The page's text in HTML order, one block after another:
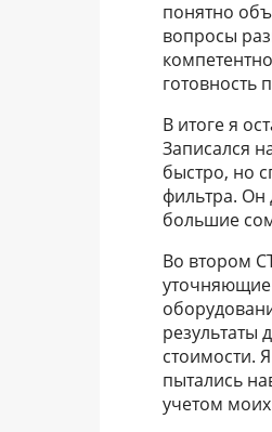
понятно
вопросы
готовность
В итоге я
Записался
быстро, но
фильтра. Он
большие
Во втором
уточняющие
результаты
стоимости.
пытались
учетом